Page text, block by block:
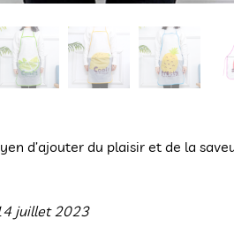
d’ajouter du plaisir et de la
juillet 2023